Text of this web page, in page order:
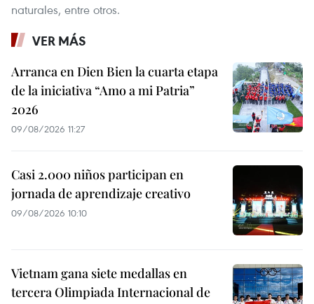
naturales, entre otros.
VER MÁS
Arranca en Dien Bien la cuarta etapa
de la iniciativa “Amo a mi Patria”
2026
09/08/2026 11:27
Casi 2.000 niños participan en
jornada de aprendizaje creativo
09/08/2026 10:10
Vietnam gana siete medallas en
tercera Olimpiada Internacional de